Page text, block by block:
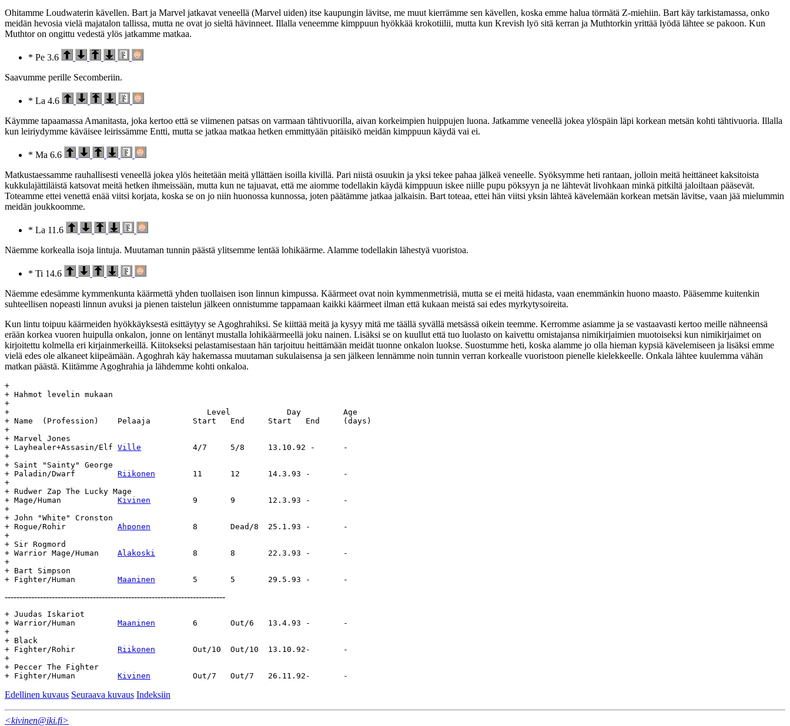
Ohitamme Loudwaterin kävellen. Bart ja Marvel jatkavat veneellä (Marvel uiden) itse kaupungin lävitse, me muut kierrämme sen kävellen, koska emme halua törmätä Z-miehiin. Bart käy tarkistamassa, onko
meidän hevosia vielä majatalon tallissa, mutta ne ovat jo sieltä hävinneet. Illalla veneemme kimppuun hyökkää krokotiilii, mutta kun Krevish lyö sitä kerran ja Muthtorkin yrittää lyödä lähtee se pakoon. Kun
Muthtor on ongittu vedestä ylös jatkamme matkaa.
* Pe 3.6
Saavumme perille Secomberiin.
* La 4.6
Käymme tapaamassa Amanitasta, joka kertoo että se viimenen patsas on varmaan tähtivuorilla, aivan korkeimpien huippujen luona. Jatkamme veneellä jokea ylöspäin läpi korkean metsän kohti tähtivuoria. Illalla
kun leiriydymme käväisee leirissämme Entti, mutta se jatkaa matkaa hetken emmittyään pitäisikö meidän kimppuun käydä vai ei.
* Ma 6.6
Matkustaessamme rauhallisesti veneellä jokea ylös heitetään meitä yllättäen isoilla kivillä. Pari niistä osuukin ja yksi tekee pahaa jälkeä veneelle. Syöksymme heti rantaan, jolloin meitä heittäneet kaksitoista
kukkulajättiläistä katsovat meitä hetken ihmeissään, mutta kun ne tajuavat, että me aiomme todellakin käydä kimppuun iskee niille pupu pöksyyn ja ne lähtevät livohkaan minkä pitkiltä jaloiltaan pääsevät.
Toteamme ettei venettä enää viitsi korjata, koska se on jo niin huonossa kunnossa, joten päätämme jatkaa jalkaisin. Bart toteaa, ettei hän viitsi yksin lähteä kävelemään korkean metsän lävitse, vaan jää mielummin
meidän joukkoomme.
* La 11.6
Näemme korkealla isoja lintuja. Muutaman tunnin päästä ylitsemme lentää lohikäärme. Alamme todellakin lähestyä vuoristoa.
* Ti 14.6
Näemme edesämme kymmenkunta käärmettä yhden tuollaisen ison linnun kimpussa. Käärmeet ovat noin kymmenmetrisiä, mutta se ei meitä hidasta, vaan enemmänkin huono maasto. Pääsemme kuitenkin
suhteellisen nopeasti linnun avuksi ja pienen taistelun jälkeen onnistumme tappamaan kaikki käärmeet ilman että kukaan meistä sai edes myrkytysoireita.
Kun lintu toipuu käärmeiden hyökkäyksestä esittäytyy se Agoghrahiksi. Se kiittää meitä ja kysyy mitä me täällä syvällä metsässä oikein teemme. Kerromme asiamme ja se vastaavasti kertoo meille nähneensä
erään korkea vuoren huipulla onkalon, jonne on lentänyt mustalla lohikäärmeellä joku nainen. Lisäksi se on kuullut että tuo luolasto on kaivettu omistajansa nimikirjaimien muotoiseksi kun nimikirjaimet on
kirjoitettu kolmella eri kirjainmerkeillä. Kiitokseksi pelastamisestaan hän tarjoituu heittämään meidät tuonne onkalon luokse. Suostumme heti, koska alamme jo olla hieman kypsiä kävelemiseen ja lisäksi emme
vielä edes ole alkaneet kiipeämään. Agoghrah käy hakemassa muutaman sukulaisensa ja sen jälkeen lennämme noin tunnin verran korkealle vuoristoon pienelle kielekkeelle. Onkala lähtee kuulemma vähän
matkan päästä. Kiitämme Agoghrahia ja lähdemme kohti onkaloa.
+
+ Hahmot levelin mukaan
+
+ 					   Level	    Day		Age
+ Name	(Profession)	Pelaaja		Start	End	Start	End	(days)
+
+ Marvel Jones
Ville
+
+ Saint "Sainty" George
Riikonen
+
+ Rudwer Zap The Lucky Mage
Kivinen
+
+ John "White" Cronston
Ahponen
+
+ Sir Rogmord
Alakoski
+
+ Bart Simpson
Maaninen
---------------------------------------------------------------------------
+ Juudas Iskariot
Maaninen
+
+ Black
Riikonen
+
+ Peccer The Fighter
Kivinen
Edellinen kuvaus Seuraava kuvaus Indeksiin
<kivinen@iki.fi>